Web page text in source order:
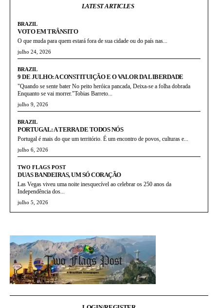
LATEST ARTICLES
BRAZIL
VOTO EM TRÂNSITO
O que muda para quem estará fora de sua cidade ou do país nas...
julho 24, 2026
BRAZIL
9 DE JULHO: A CONSTITUIÇÃO E O VALOR DA LIBERDADE
"Quando se sente bater No peito heróica pancada, Deixa-se a folha dobrada
Enquanto se vai morrer."Tobias Barreto...
julho 9, 2026
BRAZIL
PORTUGAL: A TERRA DE TODOS NÓS
Portugal é mais do que um território. É um encontro de povos, culturas e...
julho 6, 2026
TWO FLAGS POST
DUAS BANDEIRAS, UM SÓ CORAÇÃO
Las Vegas viveu uma noite inesquecível ao celebrar os 250 anos da
Independência dos...
julho 5, 2026